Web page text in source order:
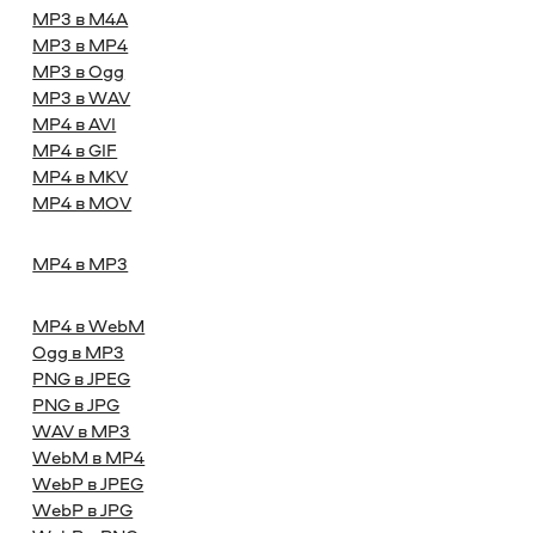
MP3 в M4A
MP3 в MP4
MP3 в Ogg
MP3 в WAV
MP4 в AVI
MP4 в GIF
MP4 в MKV
MP4 в MOV
MP4 в MP3
MP4 в WebM
Ogg в MP3
PNG в JPEG
PNG в JPG
WAV в MP3
WebM в MP4
WebP в JPEG
WebP в JPG